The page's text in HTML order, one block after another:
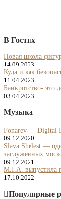
В Гостях
Новая школа
14.09.2023
Куда и как
11.04.2023
Банкротство- это
03.04.2023
Музыка
Fonarev — Digital
09.12.2020
Slava Shelest —
заслуженных
09.12.2021
M.I.A. выпустила
17.10.2022
Популярные